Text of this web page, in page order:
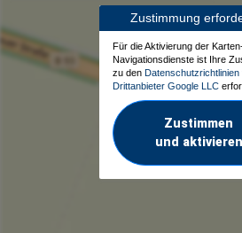
Zustimmung
Für die Aktivierung der
Navigationsdienste ist Ihre
zu den Datenschutzrichtlinien
Drittanbieter Google LLC
Zustimmen
und aktivieren